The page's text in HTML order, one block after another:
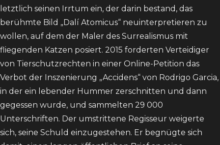
letztlich seinen Irrtum ein, der darin bestand, das
berühmte Bild „Dalí Atomicus“ neuinterpretieren zu
wollen, auf dem der Maler des Surrealismus mit
fliegenden Katzen posiert. 2015 forderten Verteidiger
von Tierschutzrechten in einer Online-Petition das
Verbot der Inszenierung „Accidens“ von Rodrigo Garcia,
in der ein lebender Hummer zerschnitten und dann
gegessen wurde, und sammelten 29 000
Unterschriften. Der umstrittene Regisseur weigerte
sich, seine Schuld einzugestehen. Er begnügte sich